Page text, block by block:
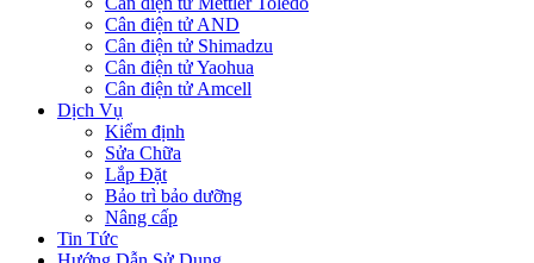
Cân điện tử AND
Cân điện tử Shimadzu
Cân điện tử Yaohua
Cân điện tử Amcell
Dịch Vụ
Kiểm định
Sửa Chữa
Lắp Đặt
Bảo trì bảo dưỡng
Nâng cấp
Tin Tức